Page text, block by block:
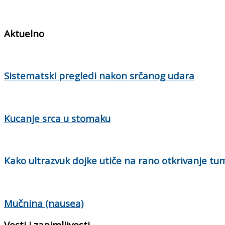
Aktuelno
Sistematski pregledi nakon srčanog udara
Kucanje srca u stomaku
Kako ultrazvuk dojke utiče na rano otkrivanje
Mučnina (nausea)